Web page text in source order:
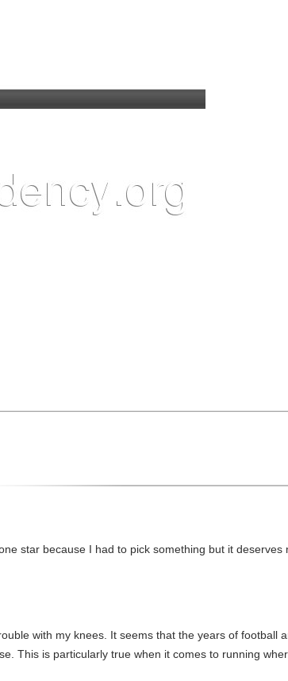
star because I had to pick something but it
with my knees. It seems that the years of football
This is particularly true when it comes to running